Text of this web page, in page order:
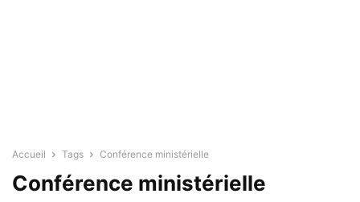
Accueil Tags Conférence ministérielle
Conférence ministérielle